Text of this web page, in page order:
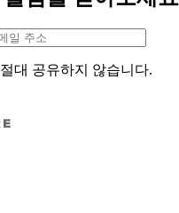
대 공유하지 않습니다.